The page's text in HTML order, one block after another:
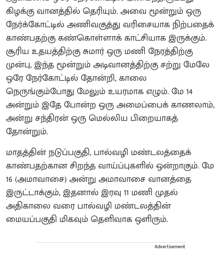
கிழக்கு வானத்தில் தெரியும். அவை மூன்றும் ஒரு
நேர்க்கோட்டில் அணிவகுத்து வரிசையாக நிற்பதைக்
காண்பதற்கு கண்கொள்ளாக் காட்சியாக இருக்கும்.
சூரிய உதயத்திற்கு சுமார் ஒரு மணி நேரத்திற்கு
முன்பு, இந்த மூன்றும் அடிவானத்திற்கு சற்று மேலே
ஒரே நேர்கோட்டில் தோன்றி, காலை
நெருங்கும்போது மேலும் உயரமாக எழும். மே 14
அன்றும் இதே போன்ற ஒரு அமைப்பைக் காணலாம்,
அன்று சந்திரன் ஒரு மெல்லிய பிறையாகத்
தோன்றும்.
மாதத்தின் நடுப்பகுதி, பால்வழி மண்டலத்தைக்
காண்பதற்கான சிறந்த வாய்ப்புகளில் ஒன்றாகும். மே
16 (அமாவாசை) அன்று அமாவாசை வானத்தை
இருட்டாக்கும், இதனால் இரவு 11 மணி முதல்
அதிகாலை வரை பால்வழி மண்டலத்தின்
மையப்பகுதி மிகவும் தெளிவாக ஒளிரும்.
Advertisement